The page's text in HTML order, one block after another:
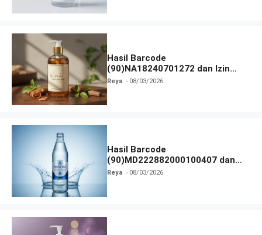
Hasil Barcode
(90)NA18240701272 dan Izin
BPOM
Reya 08/03/2026
Hasil Barcode
(90)MD222882000100407 dan
Izin BPOM
Reya 08/03/2026